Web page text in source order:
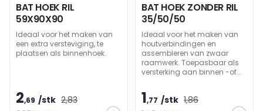
BAT HOEK RIL
59X90X90
Ideaal voor het maken van
een extra versteviging, te
plaatsen als binnenhoek.
2,69 /stk 2,83
BAT HOEK ZONDER RIL
35/50/50
Ideaal voor het maken van
houtverbindingen en
assembleren van zwaar
raamwerk. Toepasbaar als
versterking aan binnen -of
1,77 /stk 1,86